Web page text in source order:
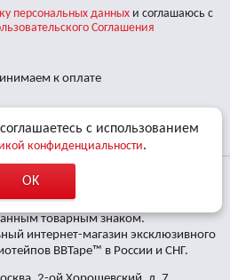
персональных данныхи соглашаюсь с
Соглашения
к оплате
защищены. «BBalance» является
товарным знаком.
интернет-магазин эксклюзивного
BBTape™ в России и СНГ.
с использованием
конфиденциальности.
OK